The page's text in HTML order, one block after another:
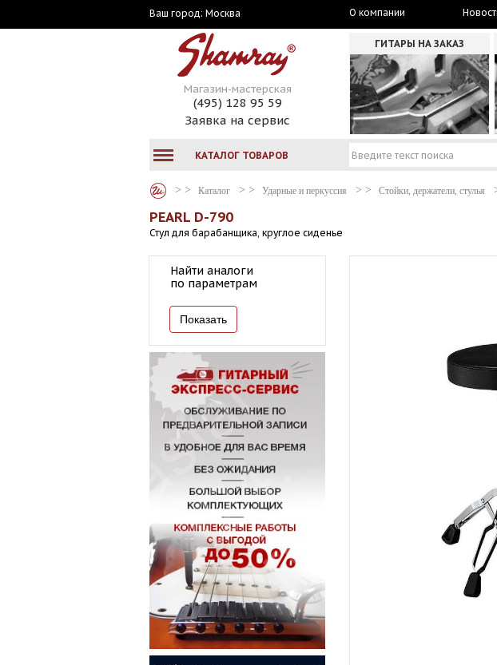
Ваш город: Москва О компании
Магазин-мастерская
(495) 128 95 59
Заявка на сервис
ГИТАРЫ НА ЗАКАЗ
КАТАЛОГ ТОВАРОВ
Каталог Ударные и перкуссия Стойки, держатели, стулья
PEARL D-790
Стул для барабанщика, круглое сиденье
Найти аналоги
по параметрам